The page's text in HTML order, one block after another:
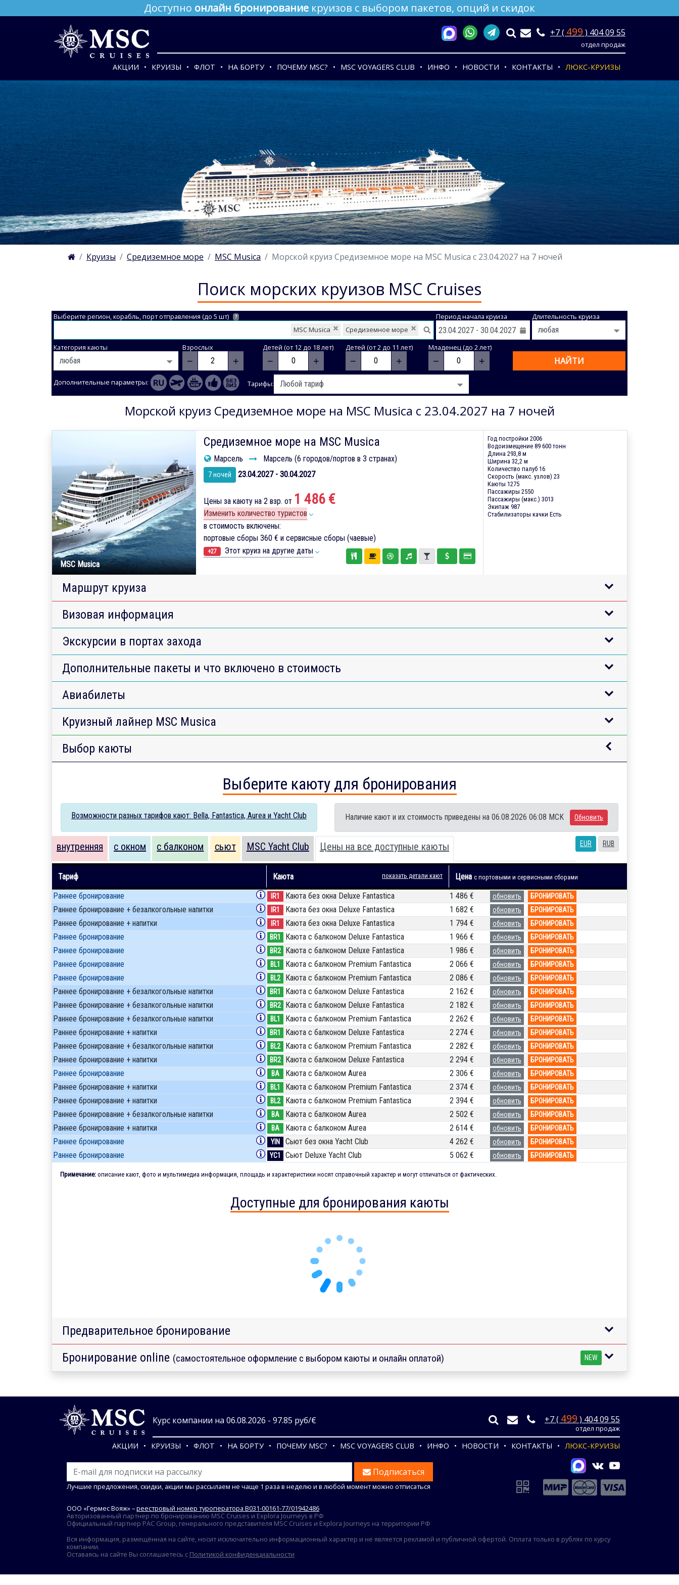
Доступно онлайн бронирование круизов с выбором пакетов, опций и скидок
+7 ( 499 ) 404 09 55
отдел продаж
АКЦИИ КРУИЗЫ ФЛОТ НА БОРТУ ПОЧЕМУ MSC? MSC VOYAGERS CLUB ИНФО НОВОСТИ КОНТАКТЫ ЛЮКС-КРУИЗЫ
Круизы Средиземное море MSC Musica Морской круиз Средиземное море на MSC Musica с 23.04.2027 на 7 ночей
Поиск морских круизов MSC Cruises
Выберите регион, корабль, порт отправления (до 5 шт) ?
Средиземное море
MSC Musica
Период начала круиза Длительность круиза
Категория каюты Взрослых
− +
Детей (от 12 до 18 лет)
− +
Детей (от 2 до 11 лет)
− +
Младенец (до 2 лет)
− + НАЙТИ
Дополнительные параметры: Тарифы:
Морской круиз Средиземное море на MSC Musica с 23.04.2027 на 7 ночей
MSC Musica
Средиземное море на MSC Musica
Марсель Марсель (6 городов/портов в 3 странах)
7 ночей 23.04.2027 - 30.04.2027
Цены за каюту на 2 взр. от 1 486 €
Изменить количество туристов
в стоимость включены:
портовые сборы 360 € и сервисные сборы (чаевые)
+27 Этот круиз на другие даты
Год постройки 2006
Водоизмещение 89 600 тонн
Длина 293,8 м
Ширина 32,2 м
Количество палуб 16
Скорость (макс. узлов) 23
Каюты 1275
Пассажиры 2550
Пассажиры (макс.) 3013
Экипаж 987
Стабилизаторы качки Есть
Маршрут круиза
Визовая информация
Экскурсии в портах захода
Дополнительные пакеты и что включено в стоимость
Авиабилеты
Круизный лайнер MSC Musica
Выбор каюты
Выберите каюту для бронирования
Возможности разных тарифов кают: Bella, Fantastica, Aurea и Yacht Club Наличие кают и их стоимость приведены на 06.08.2026 06:08 MCK Обновить
EUR RUB
внутренняя с окном с балконом сьют MSC Yacht Club Цены на все доступные каюты
Тариф Каюта показать детали кают Цена с портовыми и сервисными сборами
Раннее бронирование IR1 Каюта без окна Deluxe Fantastica 1 486 € обновить БРОНИРОВАТЬ
Раннее бронирование + безалкогольные напитки IR1 Каюта без окна Deluxe Fantastica 1 682 € обновить БРОНИРОВАТЬ
Раннее бронирование + напитки IR1 Каюта без окна Deluxe Fantastica 1 794 € обновить БРОНИРОВАТЬ
Раннее бронирование BR1 Каюта с балконом Deluxe Fantastica 1 966 € обновить БРОНИРОВАТЬ
Раннее бронирование BR2 Каюта с балконом Deluxe Fantastica 1 986 € обновить БРОНИРОВАТЬ
Раннее бронирование BL1 Каюта с балконом Premium Fantastica 2 066 € обновить БРОНИРОВАТЬ
Раннее бронирование BL2 Каюта с балконом Premium Fantastica 2 086 € обновить БРОНИРОВАТЬ
Раннее бронирование + безалкогольные напитки BR1 Каюта с балконом Deluxe Fantastica 2 162 € обновить БРОНИРОВАТЬ
Раннее бронирование + безалкогольные напитки BR2 Каюта с балконом Deluxe Fantastica 2 182 € обновить БРОНИРОВАТЬ
Раннее бронирование + безалкогольные напитки BL1 Каюта с балконом Premium Fantastica 2 262 € обновить БРОНИРОВАТЬ
Раннее бронирование + напитки BR1 Каюта с балконом Deluxe Fantastica 2 274 € обновить БРОНИРОВАТЬ
Раннее бронирование + безалкогольные напитки BL2 Каюта с балконом Premium Fantastica 2 282 € обновить БРОНИРОВАТЬ
Раннее бронирование + напитки BR2 Каюта с балконом Deluxe Fantastica 2 294 € обновить БРОНИРОВАТЬ
Раннее бронирование BA Каюта с балконом Aurea 2 306 € обновить БРОНИРОВАТЬ
Раннее бронирование + напитки BL1 Каюта с балконом Premium Fantastica 2 374 € обновить БРОНИРОВАТЬ
Раннее бронирование + напитки BL2 Каюта с балконом Premium Fantastica 2 394 € обновить БРОНИРОВАТЬ
Раннее бронирование + безалкогольные напитки BA Каюта с балконом Aurea 2 502 € обновить БРОНИРОВАТЬ
Раннее бронирование + напитки BA Каюта с балконом Aurea 2 614 € обновить БРОНИРОВАТЬ
Раннее бронирование YIN Сьют без окна Yacht Club 4 262 € обновить БРОНИРОВАТЬ
Раннее бронирование YC1 Сьют Deluxe Yacht Club 5 062 € обновить БРОНИРОВАТЬ
Примечание: описание кают, фото и мультимедиа информация, площадь и характеристики носят справочный характер и могут отличаться от фактических.
Доступные для бронирования каюты
Предварительное бронирование
Бронирование online (самостоятельное оформление с выбором каюты и онлайн оплатой) NEW
Курс компании на 06.08.2026 - 97.85 руб/€ +7 ( 499 ) 404 09 55
отдел продаж
АКЦИИ КРУИЗЫ ФЛОТ НА БОРТУ ПОЧЕМУ MSC? MSC VOYAGERS CLUB ИНФО НОВОСТИ КОНТАКТЫ ЛЮКС-КРУИЗЫ
Подписаться
Лучшие предложения, скидки, акции мы рассылаем не чаще 1 раза в неделю и в любой момент можно отписаться
ООО «Гермес Вояж» –реестровый номер туроператора В031-00161-77/01942486
Авторизованный партнер по бронированию MSC Cruises и Explora Journeys в РФ
Официальный партнер PAC Group, генерального представителя MSC Cruises и Explora Journeys на территории РФ
Вся информация, размещённая на сайте, носит исключительно информационный характер и не является рекламой и публичной офертой. Оплата только в рублях по курсу
компании.
Оставаясь на сайте Вы соглашаетесь с Политикой конфиденциальности